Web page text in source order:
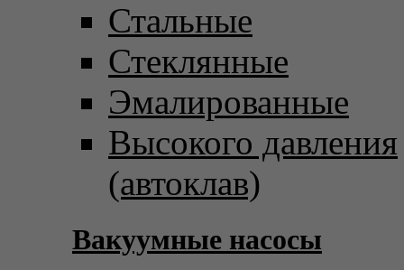
Стальные
Стеклянные
Эмалированные
Высокого давления
(автоклав)
Вакуумные насосы